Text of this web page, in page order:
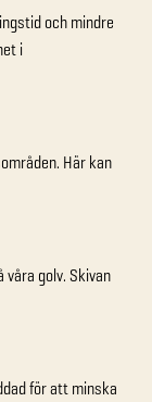
och mindre
i
Här kan
golv. Skivan
för att minska